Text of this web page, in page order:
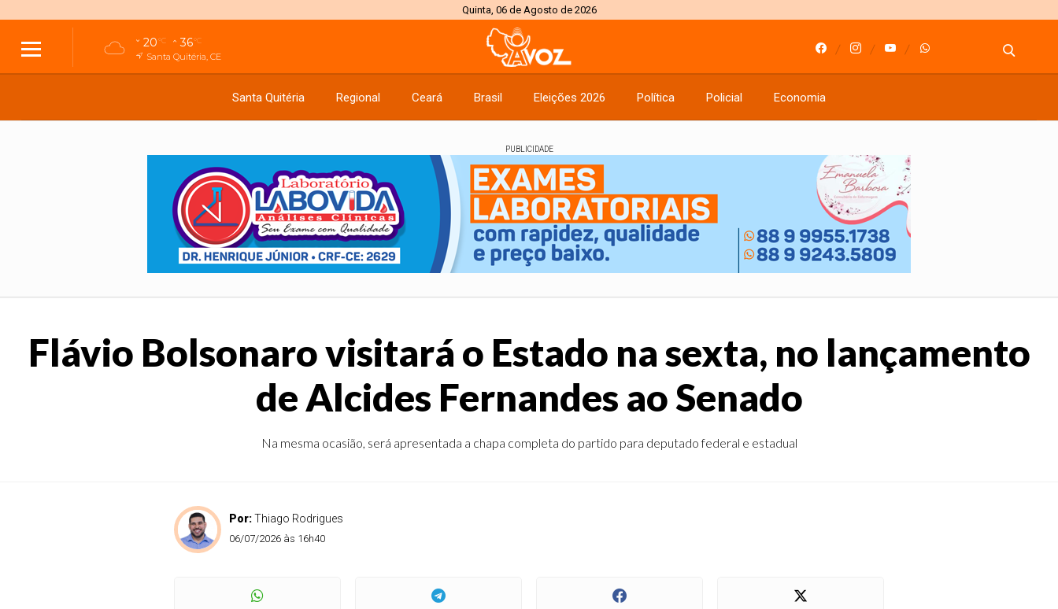
Quinta, 06 de Agosto de 2026
20°C 36°C
Santa Quitéria, CE
Santa Quitéria Regional Ceará Brasil Eleições 2026 Política Policial Economia
PUBLICIDADE
Flávio Bolsonaro visitará o Estado na sexta, no lançamento
de Alcides Fernandes ao Senado
Na mesma ocasião, será apresentada a chapa completa do partido para deputado federal e estadual
Por:Thiago Rodrigues
06/07/2026 às 16h40